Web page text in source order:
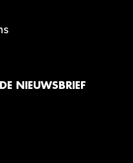
NIEUWSBRIEF